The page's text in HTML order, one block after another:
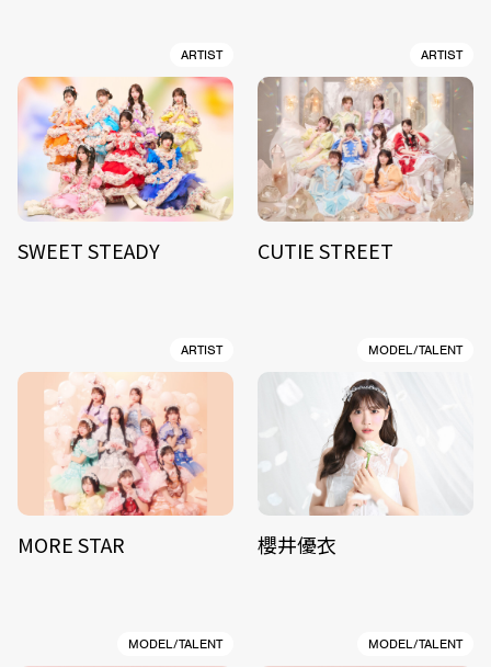
ARTIST
SWEET STEADY
ARTIST
CUTIE STREET
ARTIST
MORE STAR
MODEL/TALENT
櫻井優衣
MODEL/TALENT MODEL/TALENT